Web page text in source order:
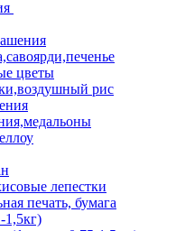
цветы
рис
лепестки
печать, бумага
1,5кг)